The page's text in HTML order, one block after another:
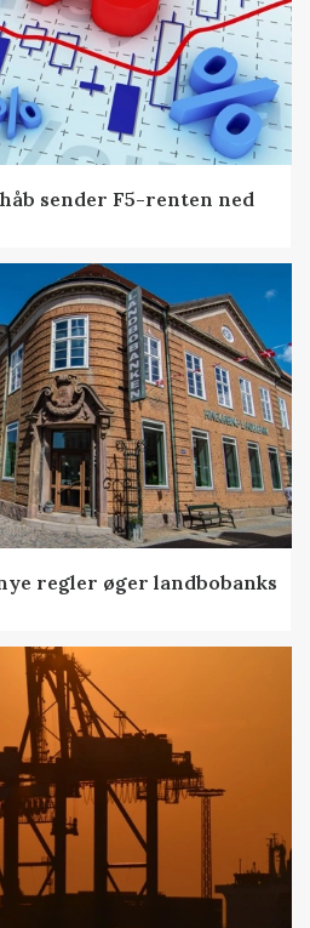
sender F5-renten ned
regler øger landbobanks